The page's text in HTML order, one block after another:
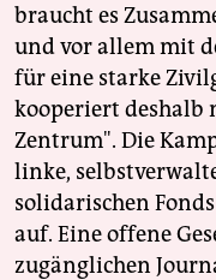
braucht es
und vor allem mit
für eine starke
kooperiert deshalb
Zentrum". Die
linke,
solidarischen
auf. Eine offene
zugänglichen